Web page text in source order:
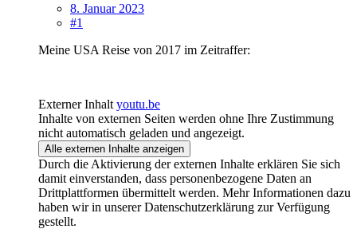
8. Januar 2023
#1
Meine USA Reise von 2017 im Zeitraffer:
Externer Inhalt youtu.be
Inhalte von externen Seiten werden ohne Ihre Zustimmung
nicht automatisch geladen und angezeigt.
Alle externen Inhalte anzeigen
Durch die Aktivierung der externen Inhalte erklären Sie sich
damit einverstanden, dass personenbezogene Daten an
Drittplattformen übermittelt werden. Mehr Informationen dazu
haben wir in unserer Datenschutzerklärung zur Verfügung
gestellt.